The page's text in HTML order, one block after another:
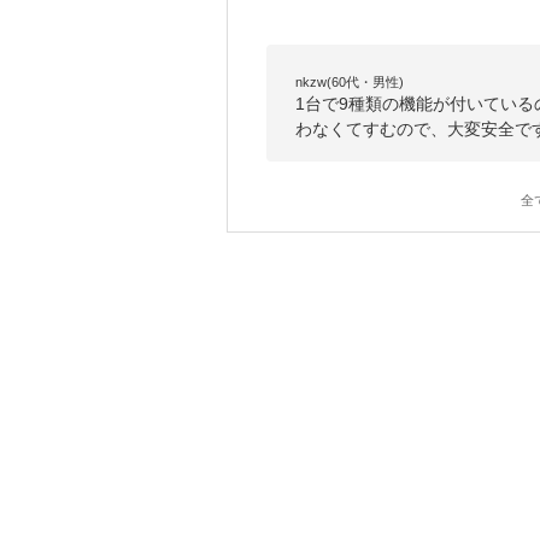
nkzw(60代・男性)
1台で9種類の機能が付いてい
わなくてすむので、大変安全で
全